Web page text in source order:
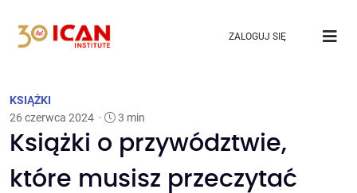
ZALOGUJ SIĘ
KSIĄŻKI
26 czerwca 2024 · 3 min
Książki o przywództwie,
które musisz przeczytać